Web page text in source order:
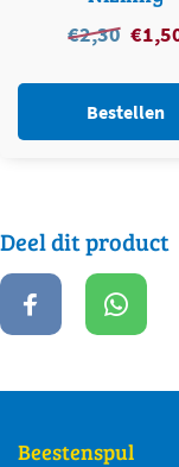
€2,30
was:
€2,30.
€
Bestellen
Deel dit product
Beestenspul